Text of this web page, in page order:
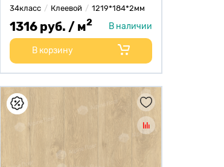
34класс
Клеевой 1219*184*2мм
1316 руб. / м2 В наличии
В корзину